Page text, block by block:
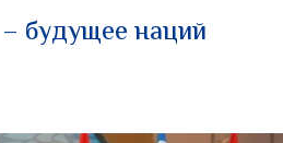
будущее наций